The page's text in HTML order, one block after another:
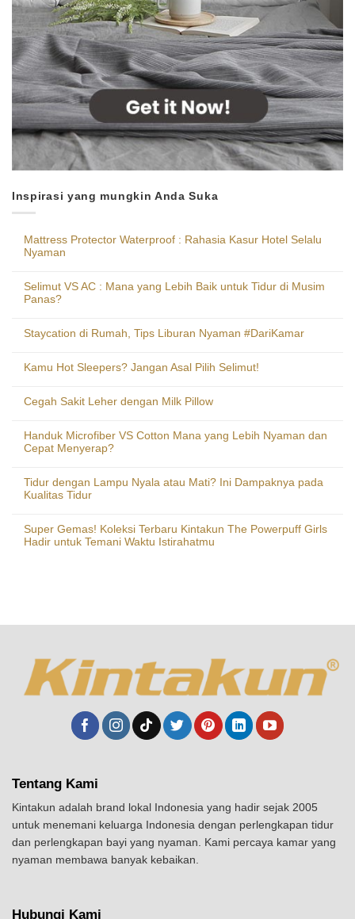
Inspirasi yang mungkin Anda Suka
Mattress Protector Waterproof : Rahasia Kasur Hotel Selalu
Nyaman
Selimut VS AC : Mana yang Lebih Baik untuk Tidur di Musim
Panas?
Staycation di Rumah, Tips Liburan Nyaman #DariKamar
Kamu Hot Sleepers? Jangan Asal Pilih Selimut!
Cegah Sakit Leher dengan Milk Pillow
Handuk Microfiber VS Cotton Mana yang Lebih Nyaman dan
Cepat Menyerap?
Tidur dengan Lampu Nyala atau Mati? Ini Dampaknya pada
Kualitas Tidur
Super Gemas! Koleksi Terbaru Kintakun The Powerpuff Girls
Hadir untuk Temani Waktu Istirahatmu
Tentang Kami
Kintakun adalah brand lokal Indonesia yang hadir sejak 2005
untuk menemani keluarga Indonesia dengan perlengkapan tidur
dan perlengkapan bayi yang nyaman. Kami percaya kamar yang
nyaman membawa banyak kebaikan.
Hubungi Kami